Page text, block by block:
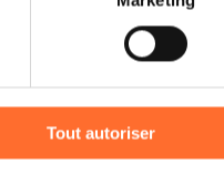
peuvent être affectées
Tout autoriser
votre entreprise"
Il se compose de
à tous les
que possible